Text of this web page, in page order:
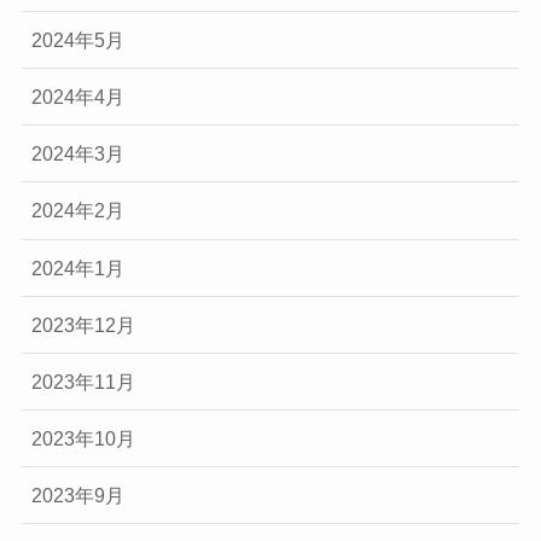
2024年5月
2024年4月
2024年3月
2024年2月
2024年1月
2023年12月
2023年11月
2023年10月
2023年9月